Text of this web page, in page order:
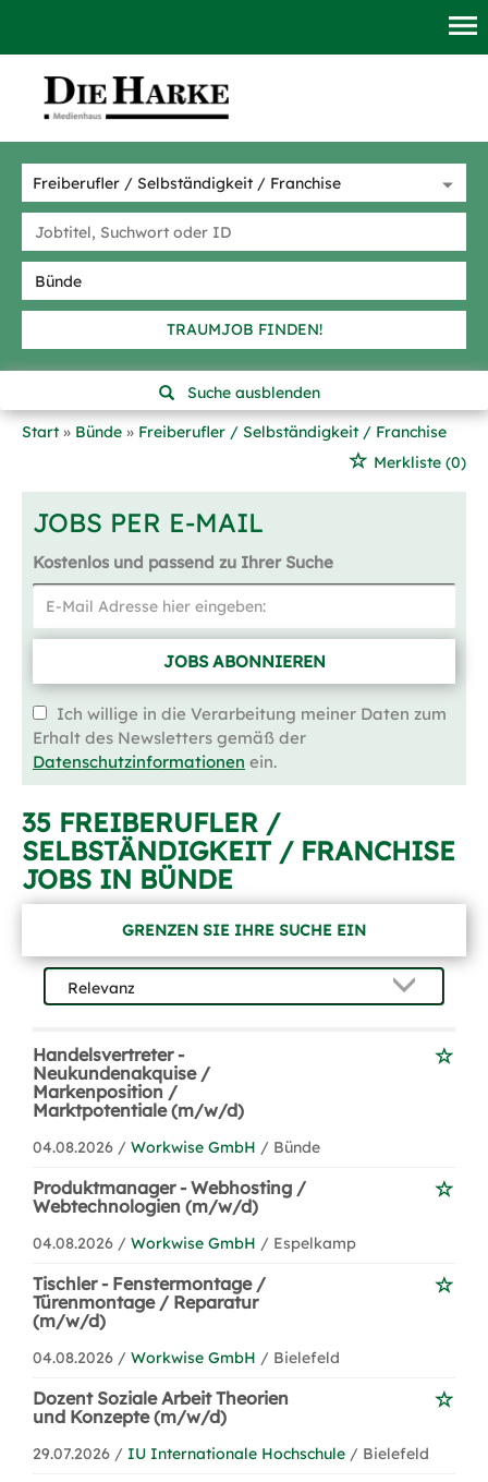
TRAUMJOB FINDEN!
Suche ausblenden
Start
Bünde
Freiberufler / Selbständigkeit / Franchise
Merkliste (0)
JOBS PER E-MAIL
Kostenlos und passend zu Ihrer Suche
JOBS ABONNIEREN
Ich willige in die Verarbeitung meiner Daten zum
Erhalt des Newsletters gemäß der
Datenschutzinformationen ein.
35 FREIBERUFLER /
SELBSTÄNDIGKEIT / FRANCHISE
JOBS IN BÜNDE
GRENZEN SIE IHRE SUCHE EIN
Handelsvertreter -
Neukundenakquise /
Markenposition /
Marktpotentiale (m/w/d)
04.08.2026 / Workwise GmbH / Bünde
Produktmanager - Webhosting /
Webtechnologien (m/w/d)
04.08.2026 / Workwise GmbH / Espelkamp
Tischler - Fenstermontage /
Türenmontage / Reparatur
(m/w/d)
04.08.2026 / Workwise GmbH / Bielefeld
Dozent Soziale Arbeit Theorien
und Konzepte (m/w/d)
29.07.2026 / IU Internationale Hochschule / Bielefeld